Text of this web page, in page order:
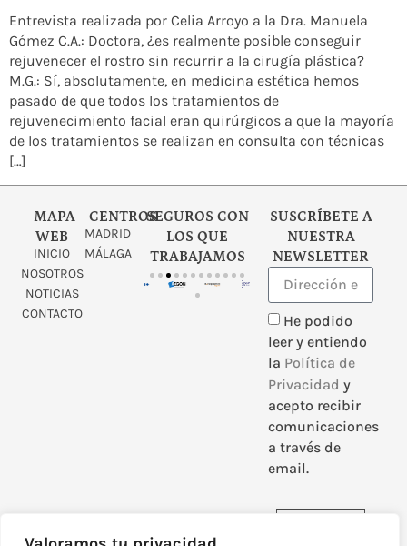
Entrevista realizada por Celia Arroyo a la Dra. Manuela
Gómez C.A.: Doctora, ¿es realmente posible conseguir
rejuvenecer el rostro sin recurrir a la cirugía plástica?
M.G.: Sí, absolutamente, en medicina estética hemos
pasado de que todos los tratamientos de
rejuvenecimiento facial eran quirúrgicos a que la mayoría
de los tratamientos se realizan en consulta con técnicas
[…]
MAPA
WEB
INICIO
NOSOTROS
NOTICIAS
CONTACTO
CENTROS
MADRID
MÁLAGA
SEGUROS CON
LOS QUE
TRABAJAMOS
SUSCRÍBETE A
NUESTRA
NEWSLETTER
He podido
leer y entiendo
la Política de
Privacidad y
acepto recibir
comunicaciones
a través de
email.